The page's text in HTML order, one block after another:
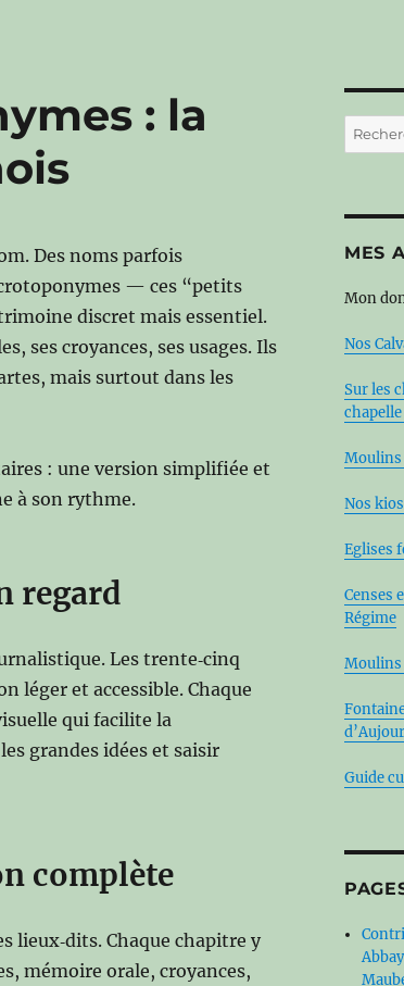
: la
Des noms parfois
— ces “petits
discret mais essentiel.
ses croyances, ses usages. Ils
mais surtout dans les
: une version simplifiée et
à son rythme.
regard
Les trente‑cinq
léger et accessible. Chaque
qui facilite la
grandes idées et saisir
complète
lieux‑dits. Chaque chapitre y
mémoire orale, croyances,
pour :
MES
Mon
Nos
Sur les
Moulins
Nos
Eglises
Censes
Régime
Moulins
Guide